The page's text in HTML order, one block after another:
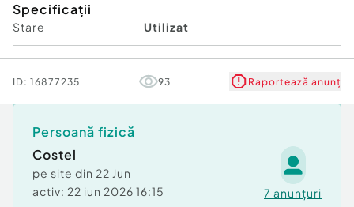
Specificații
Stare Utilizat
ID: 16877235 93 Raportează anunț
Persoană fizică
Costel
pe site din 22 Jun
activ: 22 iun 2026 16:15 7 anunțuri